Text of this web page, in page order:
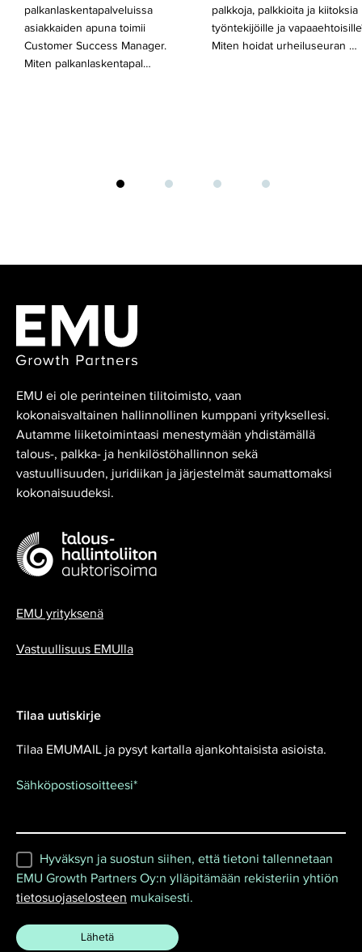
palkanlaskentapalveluissa
asiakkaiden apuna toimii
Customer Success Manager.
Miten palkanlaskentapal…
palkkoja, palkkioita ja kiitoksia
työntekijöille ja
Miten hoidat urheiluseuran …
EMU ei ole perinteinen tilitoimisto, vaan
kokonaisvaltainen hallinnollinen kumppani yrityksellesi.
Autamme liiketoimintaasi menestymään yhdistämällä
talous-, palkka- ja henkilöstöhallinnon sekä
vastuullisuuden, juridiikan ja järjestelmät saumattomaksi
kokonaisuudeksi.
EMU yrityksenä
Vastuullisuus EMUlla
Tilaa uutiskirje
Tilaa EMUMAIL ja pysyt kartalla ajankohtaisista asioista.
Sähköpostiosoitteesi*
Hyväksyn ja suostun siihen, että tietoni tallennetaan
EMU Growth Partners Oy:n ylläpitämään rekisteriin yhtiön
tietosuojaselosteen mukaisesti.